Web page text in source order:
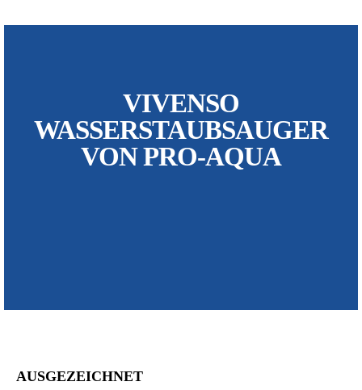
VIVENSO
WASSERSTAUBSAUGER
VON PRO-AQUA
AUSGEZEICHNET